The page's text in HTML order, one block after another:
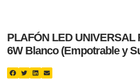
PLAFÓN LED UNIVERSAL
6W Blanco (Empotrable y